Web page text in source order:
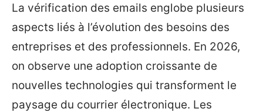
La vérification des emails englobe plusieurs
aspects liés à l’évolution des besoins des
entreprises et des professionnels. En 2026,
on observe une adoption croissante de
nouvelles technologies qui transforment le
paysage du courrier électronique. Les